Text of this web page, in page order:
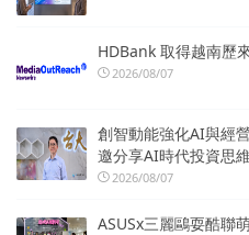
HDBank 取得越南歷
2026/08/07
創智動能強化AI與經
邀分享AI時代投資思維
2026/08/07
ASUSx三麗鷗耍酷聯